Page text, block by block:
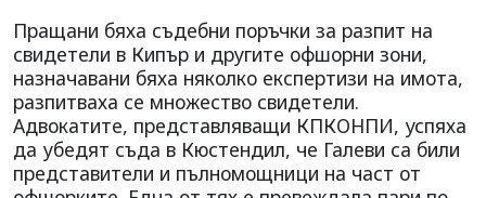
Пращани бяха съдебни поръчки за разпит на
свидетели в Кипър и другите офшорни зони,
назначавани бяха няколко експертизи на имота,
разпитваха се множество свидетели.
Адвокатите, представляващи КПКОНПИ, успяха
да убедят съда в Кюстендил, че Галеви са били
представители и пълномощници на част от